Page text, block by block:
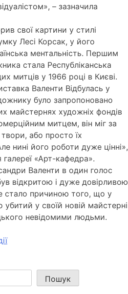
– зазначила
свої картини у стилі
Лесі Корсак, у його
ментальність. Першим
стала Республіканська
митців у 1966 році в Києві.
Валенти Відбулась у
було запропоновано
майстернях художніх фондів
митцем, він міг за
або просто їх
нині його роботи дуже цінні»,
«Арт-кафедра».
Валенти в один голос
відкритою і дуже довірливою
причиною того, що у
у своїй новій майстерні
невідомими людьми.
Пошук